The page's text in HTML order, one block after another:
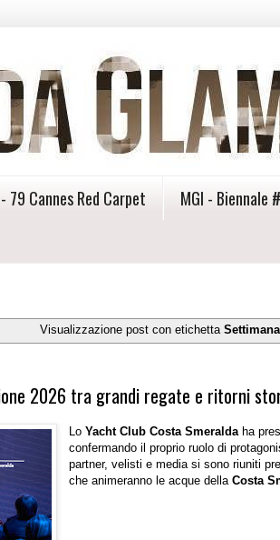
79 Cannes Red Carpet MGI - Biennale
Visualizzazione post con etichetta
2026 tra grandi regate e ritorni
Lo Yacht Club Costa Smeraldaha
confermando il proprio ruolo di
partner, velisti e media si sono riuniti
che animeranno le acque della Costa